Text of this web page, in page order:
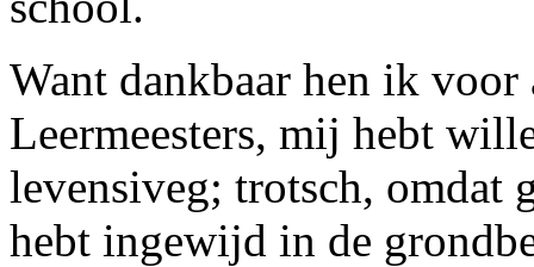
Want dankbaar hen ik
Leermeesters, mij hebt
levensiveg; trotsch, omdat
hebt ingewijd in de